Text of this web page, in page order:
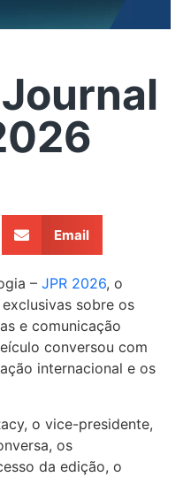
Email
– JPR 2026, o
sobre os
e comunicação
conversou com
internacional e os
o vice-presidente,
os
da edição, o